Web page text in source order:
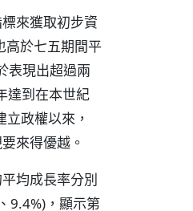
來獲取初步資
高於七五期間平
表現出超過兩
達到在本世紀
政權以來，
來得優越。
均成長率分別
9.4%)，顯示第